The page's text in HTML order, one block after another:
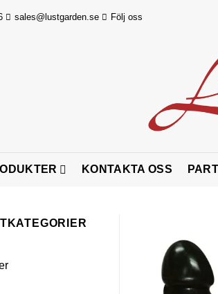
sales@lustgarden.se Följ oss
KONTAKTA OSS